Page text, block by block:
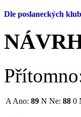
Dle poslaneckých
A Ano: 89 N Ne: 88 0